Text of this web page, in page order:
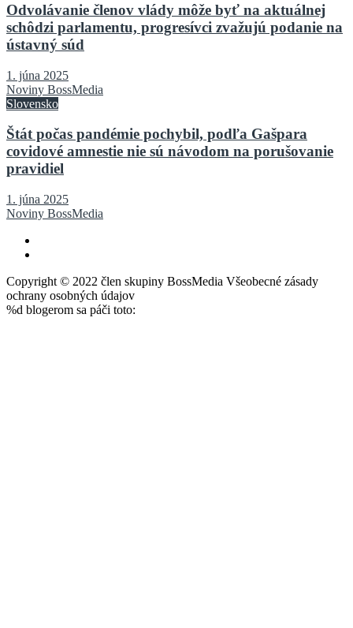
Odvolávanie členov vlády môže byť na aktuálnej
schôdzi parlamentu, progresívci zvažujú podanie na
ústavný súd
1. júna 2025
Noviny BossMedia
Slovensko
Štát počas pandémie pochybil, podľa Gašpara
covidové amnestie nie sú návodom na porušovanie
pravidiel
1. júna 2025
Noviny BossMedia
Copyright © 2022 člen skupiny BossMedia Všeobecné zásady
ochrany osobných údajov
%d blogerom sa páči toto: